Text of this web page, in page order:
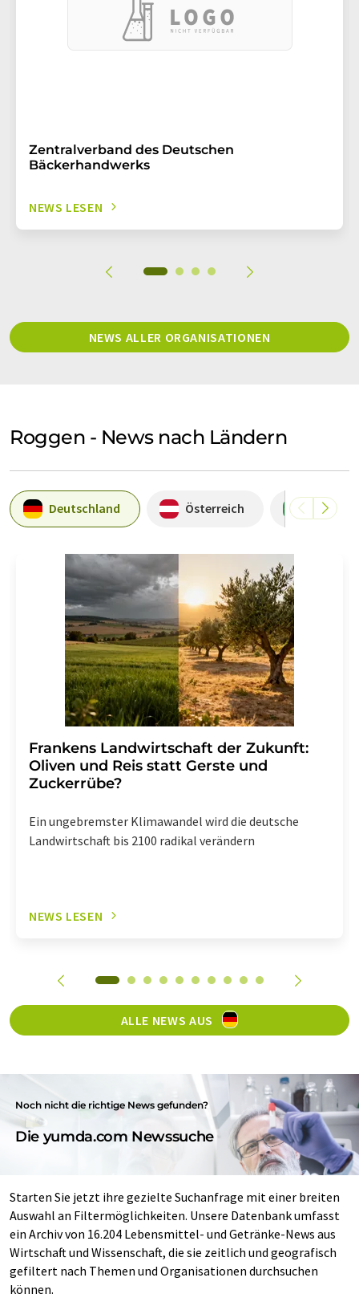
Zentralverband des Deutschen
Bäckerhandwerks
NEWS LESEN
NEWS ALLER ORGANISATIONEN
Roggen - News nach Ländern
Deutschland Österreich Brasilien
Frankens Landwirtschaft der Zukunft:
Oliven und Reis statt Gerste und
Zuckerrübe?
Ein ungebremster Klimawandel wird die deutsche
Landwirtschaft bis 2100 radikal verändern
NEWS LESEN
ALLE NEWS AUS
Noch nicht die richtige News gefunden?
Die yumda.com Newssuche
Starten Sie jetzt ihre gezielte Suchanfrage mit einer breiten
Auswahl an Filtermöglichkeiten. Unsere Datenbank umfasst
ein Archiv von 16.204 Lebensmittel- und Getränke-News aus
Wirtschaft und Wissenschaft, die sie zeitlich und geografisch
gefiltert nach Themen und Organisationen durchsuchen
können.